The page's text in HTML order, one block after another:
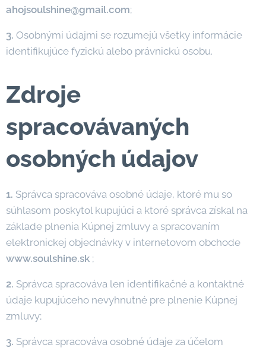
ahojsoulshine@gmail.com;
3. Osobnými údajmi se rozumejú všetky informácie
identifikujúce fyzickú alebo právnickú osobu.
Zdroje
spracovávaných
osobných údajov
1. Správca spracováva osobné údaje, ktoré mu so
súhlasom poskytol kupujúci a ktoré správca získal na
základe plnenia Kúpnej zmluvy a spracovaním
elektronickej objednávky v internetovom obchode
www.soulshine.sk ;
2. Správca spracováva len identifikačné a kontaktné
údaje kupujúceho nevyhnutné pre plnenie Kúpnej
zmluvy;
3. Správca spracováva osobné údaje za účelom